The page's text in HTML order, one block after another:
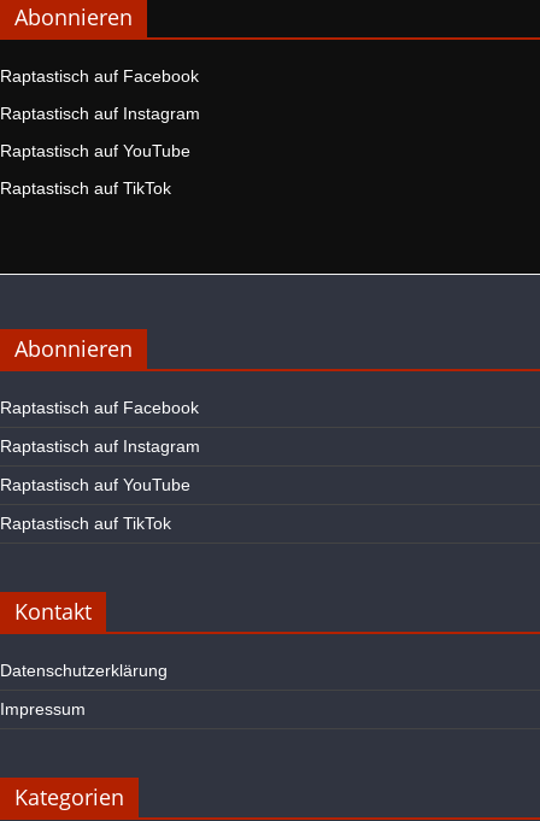
Abonnieren
Raptastisch auf Facebook
Raptastisch auf Instagram
Raptastisch auf YouTube
Raptastisch auf TikTok
Abonnieren
Raptastisch auf Facebook
Raptastisch auf Instagram
Raptastisch auf YouTube
Raptastisch auf TikTok
Kontakt
Datenschutzerklärung
Impressum
Kategorien